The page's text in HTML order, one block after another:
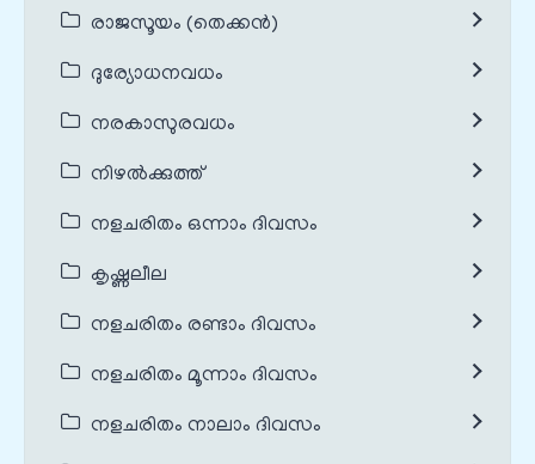
രാജസൂയം (തെക്കൻ)
ദുര്യോധനവധം
നരകാസുരവധം
നിഴൽക്കുത്ത്
നളചരിതം ഒന്നാം ദിവസം
കൃഷ്ണലീല
നളചരിതം രണ്ടാം ദിവസം
നളചരിതം മൂന്നാം ദിവസം
നളചരിതം നാലാം ദിവസം